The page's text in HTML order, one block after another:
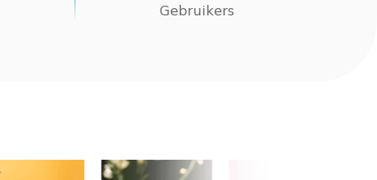
Gebruikers